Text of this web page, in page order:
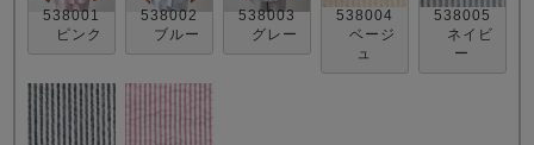
538001
ピンク
538002
ブルー
538003
グレー
538004
ベージ
ュ
538005
ネイビ
ー